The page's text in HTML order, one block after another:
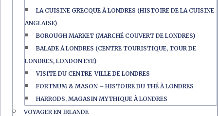
LA CUISINE GRECQUE À LONDRES (HISTOIRE DE LA CUISINE
ANGLAISE)
BOROUGH MARKET (MARCHÉ COUVERT DE LONDRES)
BALADE À LONDRES (CENTRE TOURISTIQUE, TOUR DE
LONDRES, LONDON EYE)
VISITE DU CENTRE-VILLE DE LONDRES
FORTNUM & MASON – HISTOIRE DU THÉ À LONDRES
HARRODS, MAGASIN MYTHIQUE À LONDRES
VOYAGER EN IRLANDE